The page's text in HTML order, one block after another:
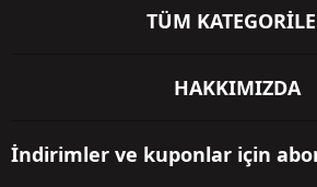
TÜM
HAKKIMIZDA
İndirimler ve kuponlar için